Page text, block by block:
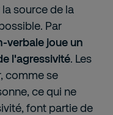
source de la
Par
verbale joue un
l'agressivité. Les
comme se
ce qui ne
font partie de